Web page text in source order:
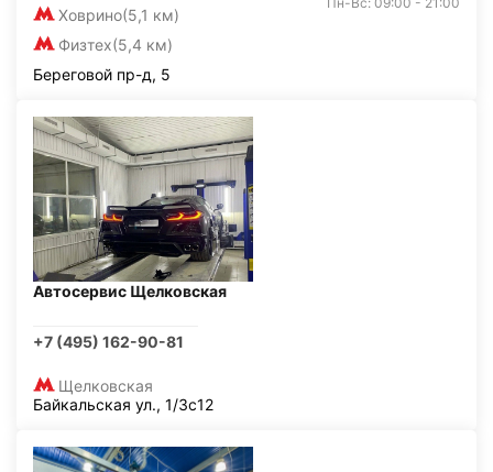
Ховрино(5,1 км)
Физтех(5,4 км)
Береговой пр-д, 5
Автосервис Щелковская
+7 (495) 162-90-81
Щелковская
Байкальская ул., 1/3с12